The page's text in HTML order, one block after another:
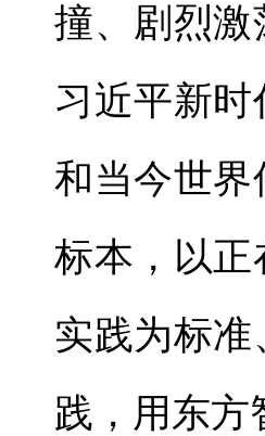
撞、剧烈
习近平新
和当今世
标本，以
实践为标
践，用东方